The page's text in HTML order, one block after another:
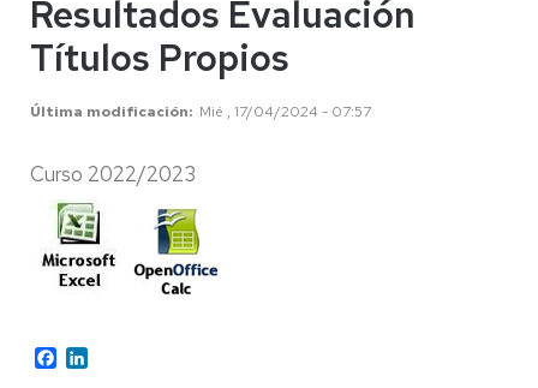
Resultados Evaluación
Títulos Propios
Última modificación Mié , 17/04/2024 - 07:57
Curso 2022/2023
Facebook